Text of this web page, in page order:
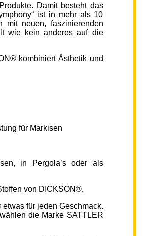
Damit besteht das
ist in mehr als 10
mit neuen, faszinierenden
wie kein anderes auf die
kombiniert Ästhetik und
für Markisen
in Pergola’s oder als
von DICKSON®.
für jeden Geschmack.
die Marke SATTLER